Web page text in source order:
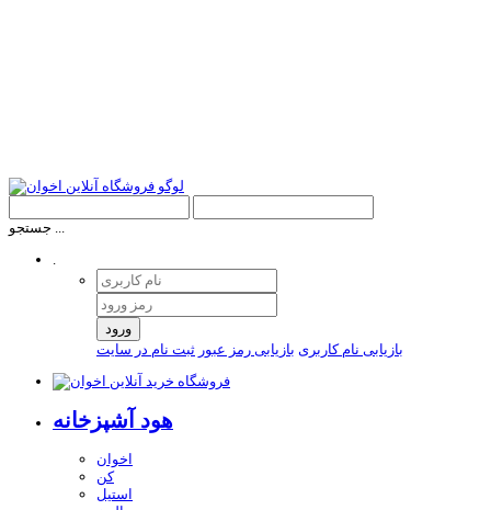
جستجو ...
.
ورود
بازیابی نام کاربری بازیابی رمز عبور ثبت نام در سایت
هود آشپزخانه
اخوان
کن
استیل